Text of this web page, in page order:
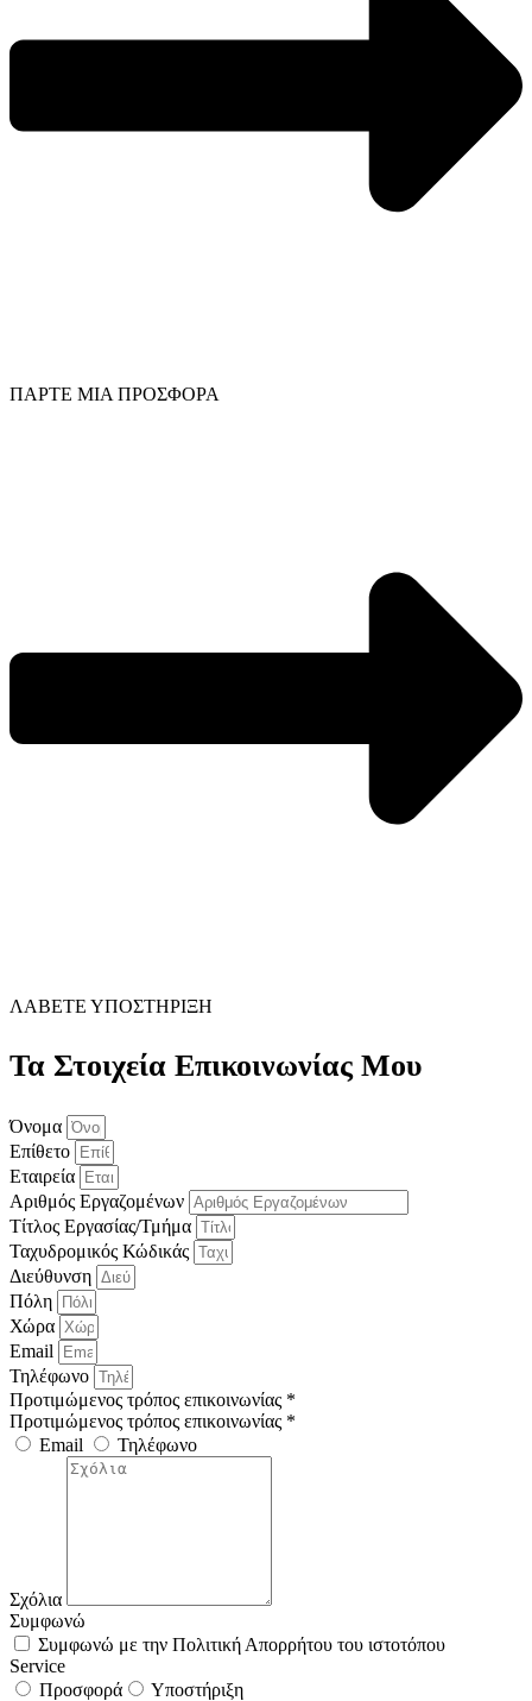
ΠΑΡΤΕ ΜΙΑ ΠΡΟΣΦΟΡΑ
ΛΑΒΕΤΕ ΥΠΟΣΤΗΡΙΞΗ
Τα Στοιχεία Επικοινωνίας Μου
Όνομα
Επίθετο
Εταιρεία
Αριθμός Εργαζομένων
Τίτλος Εργασίας/Τμήμα
Ταχυδρομικός Κώδικάς
Διεύθυνση
Πόλη
Χώρα
Email
Τηλέφωνο
Προτιμώμενος τρόπος επικοινωνίας *
Προτιμώμενος τρόπος επικοινωνίας *
Email
Τηλέφωνο
Σχόλια
Συμφωνώ
Συμφωνώ με την Πολιτική Απορρήτου του ιστοτόπου
Service
Προσφορά
Υποστήριξη